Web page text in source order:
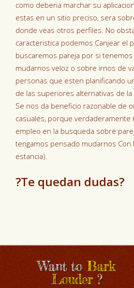
como deberia marchar su
estas en un sitio preciso, sera
donde veas otros perfiles. No
caracteristica podemos Canjear el
buscaremos pareja por si
mudarnos veloz o sobre irnos de
personas que esten planificando
de las superiores alternativas de
Se nos da beneficio razonable de
casuales, porque verdaderamente
empleo en la busqueda sobre
tengamos pensado mudarnos Con
estancia).
?Te quedan dudas?
Want toBark
Louder?